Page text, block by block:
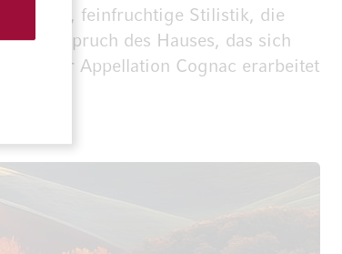
feinfruchtige Stilistik, die
des Hauses, das sich
der Appellation Cognac erarbeitet